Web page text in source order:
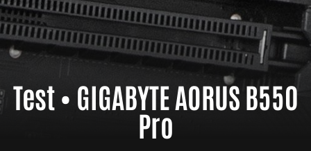
Test • GIGABYTE AORUS B550
Pro